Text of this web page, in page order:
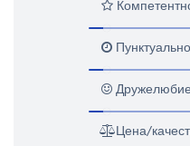
Дружелюбие
Цена/